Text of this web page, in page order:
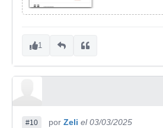
1
#10 por Zeli el 03/03/2025